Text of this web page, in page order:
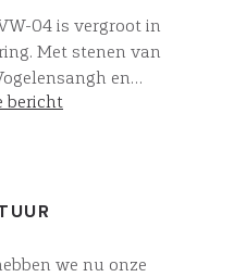
04 is vergroot in
Met stenen van
en
leien.
bericht
we nu onze